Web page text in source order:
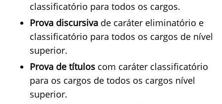
classificatório para todos os cargos.
Prova discursiva de caráter eliminatório e
classificatório para todos os cargos de nível
superior.
Prova de títulos com caráter classificatório
para os cargos de todos os cargos nível
superior.